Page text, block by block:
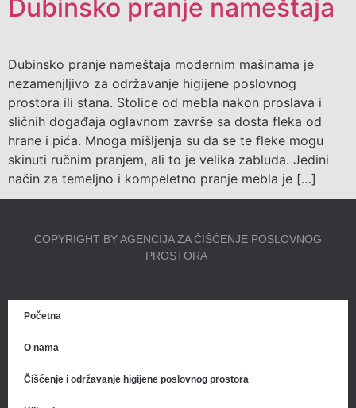
Dubinsko pranje nameštaja
Dubinsko pranje nameštaja modernim mašinama je
nezamenjljivo za održavanje higijene poslovnog
prostora ili stana. Stolice od mebla nakon proslava i
sličnih događaja oglavnom završe sa dosta fleka od
hrane i pića. Mnoga mišljenja su da se te fleke mogu
skinuti ručnim pranjem, ali to je velika zabluda. Jedini
način za temeljno i kompeletno pranje mebla je […]
COPYRIGHT BY AGENCIJA ZA ČIŠĆENJE POSLOVNOG
PROSTORA
Početna
O nama
Čišćenje i održavanje higijene poslovnog prostora